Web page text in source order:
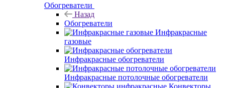
Обогреватели
Назад
Обогреватели
Инфракрасные
газовые
Инфракрасные обогреватели
Инфракрасные потолочные обогреватели
Конвекторы